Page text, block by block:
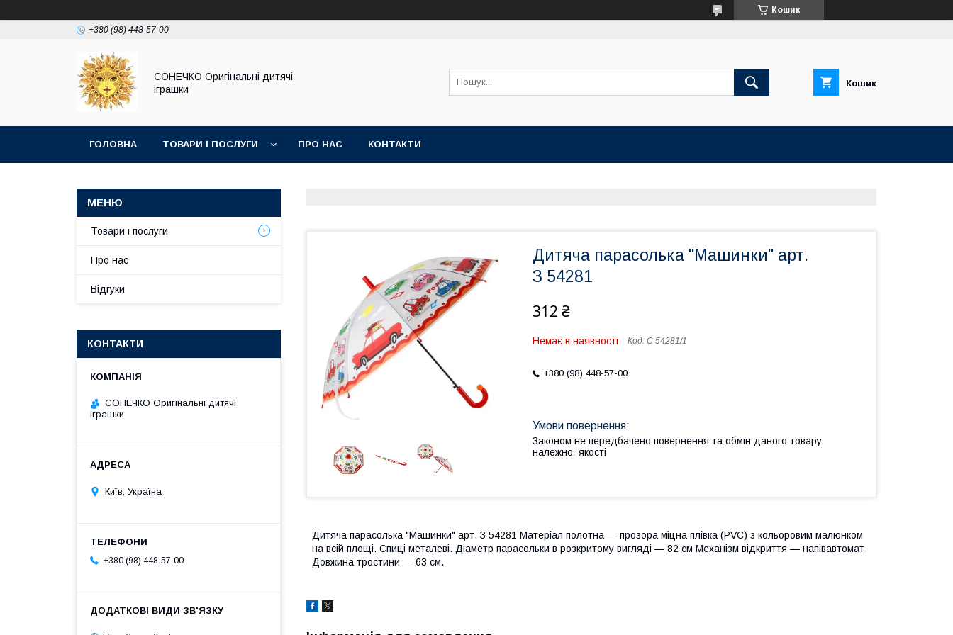
Кошик
+380 (98) 448-57-00
СОНЕЧКО Оригінальні дитячі
іграшки
Кошик
ГОЛОВНА ТОВАРИ І ПОСЛУГИ ПРО НАС КОНТАКТИ
Дитяча парасолька "Машинки" арт.
З 54281
312 ₴
Немає в наявності Код: С 54281/1
+380 (98) 448-57-00
Законом не передбачено повернення та обмін даного товару
належної якості
Дитяча парасолька "Машинки" арт. З 54281 Матеріал полотна — прозора міцна плівка (PVC) з кольоровим малюнком
на всій площі. Спиці металеві. Діаметр парасольки в розкритому вигляді — 82 см Механізм відкриття — напівавтомат.
Довжина тростини — 63 см.
Товари і послуги
Про нас
Відгуки
КОНТАКТИ
СОНЕЧКО Оригінальні дитячі
іграшки
Київ, Україна
+380 (98) 448-57-00